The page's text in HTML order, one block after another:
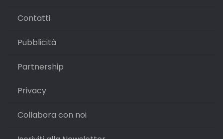
Contatti
Pubblicità
Partnership
Privacy
Collabora con noi